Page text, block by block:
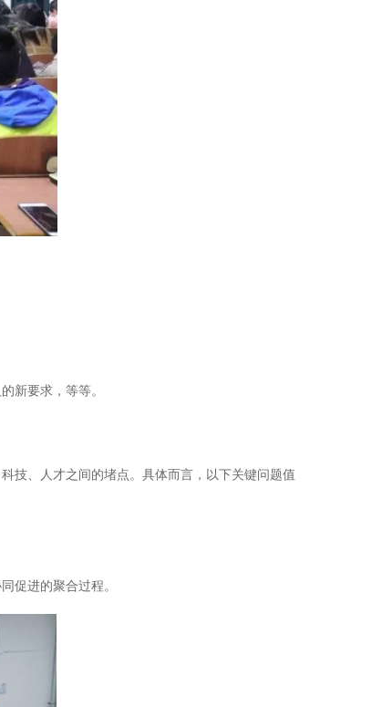
新要求，等等。
、人才之间的堵点。具体而言，以下关键问题值
促进的聚合过程。